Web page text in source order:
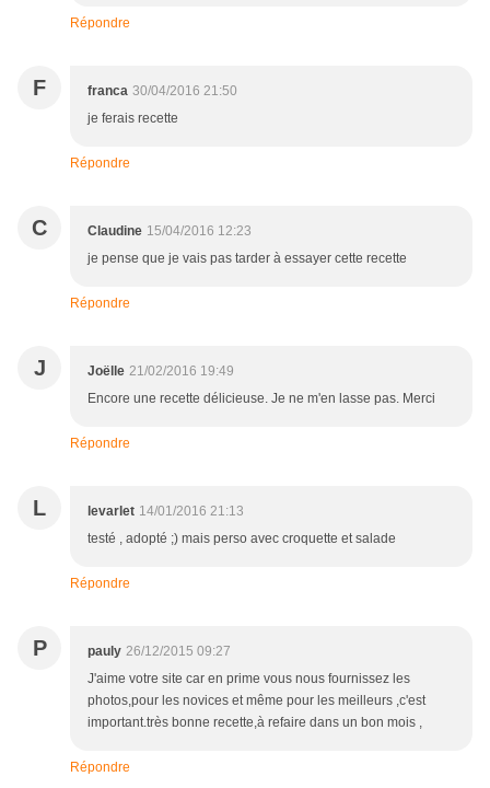
Répondre
F franca 30/04/2016 21:50
je ferais recette
Répondre
C Claudine 15/04/2016 12:23
je pense que je vais pas tarder à essayer cette recette
Répondre
J Joëlle 21/02/2016 19:49
Encore une recette délicieuse. Je ne m'en lasse pas. Merci
Répondre
L levarlet 14/01/2016 21:13
testé , adopté ;) mais perso avec croquette et salade
Répondre
P pauly 26/12/2015 09:27
J'aime votre site car en prime vous nous fournissez les
photos,pour les novices et même pour les meilleurs ,c'est
important.très bonne recette,à refaire dans un bon mois ,
Répondre